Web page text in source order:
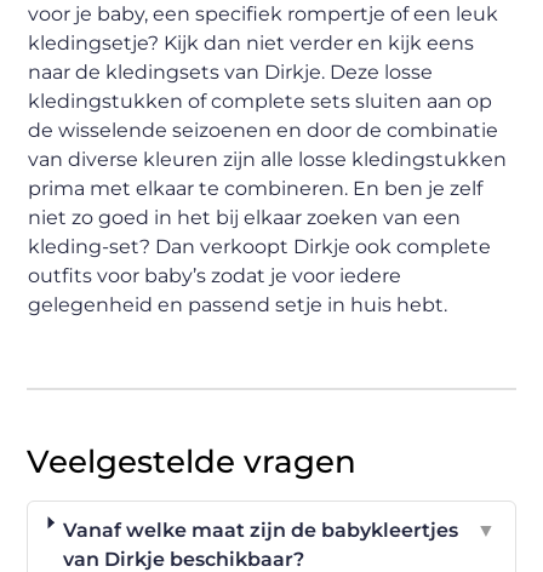
voor je baby, een specifiek rompertje of een leuk
kledingsetje? Kijk dan niet verder en kijk eens
naar de kledingsets van Dirkje. Deze losse
kledingstukken of complete sets sluiten aan op
de wisselende seizoenen en door de combinatie
van diverse kleuren zijn alle losse kledingstukken
prima met elkaar te combineren. En ben je zelf
niet zo goed in het bij elkaar zoeken van een
kleding-set? Dan verkoopt Dirkje ook complete
outfits voor baby’s zodat je voor iedere
gelegenheid en passend setje in huis hebt.
Veelgestelde vragen
Vanaf welke maat zijn de babykleertjes
van Dirkje beschikbaar?
▼